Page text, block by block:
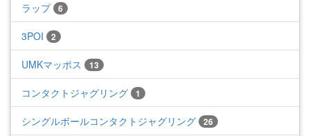
ラップ 6
3POI 2
UMKマッポス 13
コンタクトジャグリング 1
シングルボールコンタクトジャグリング 26